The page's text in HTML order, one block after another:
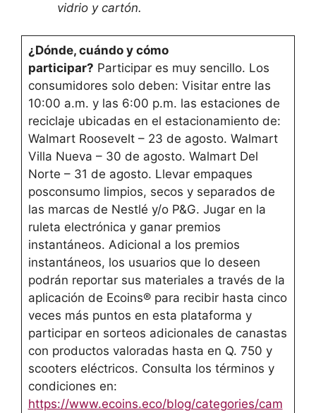
vidrio y cartón.
¿Dónde, cuándo y cómo
participar? Participar es muy sencillo. Los
consumidores solo deben: Visitar entre las
10:00 a.m. y las 6:00 p.m. las estaciones de
reciclaje ubicadas en el estacionamiento de:
Walmart Roosevelt – 23 de agosto. Walmart
Villa Nueva – 30 de agosto. Walmart Del
Norte – 31 de agosto. Llevar empaques
posconsumo limpios, secos y separados de
las marcas de Nestlé y/o P&G. Jugar en la
ruleta electrónica y ganar premios
instantáneos. Adicional a los premios
instantáneos, los usuarios que lo deseen
podrán reportar sus materiales a través de la
aplicación de Ecoins® para recibir hasta cinco
veces más puntos en esta plataforma y
participar en sorteos adicionales de canastas
con productos valoradas hasta en Q. 750 y
scooters eléctricos. Consulta los términos y
condiciones en:
https://www.ecoins.eco/blog/categories/cam